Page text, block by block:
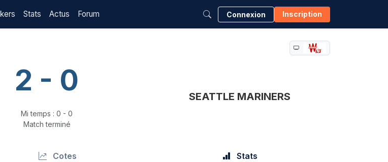
Stats Actus Forum Connexion Inscription
2 - 0
Mi temps : 0 - 0
Match terminé
SEATTLE MARINERS
Cotes Stats